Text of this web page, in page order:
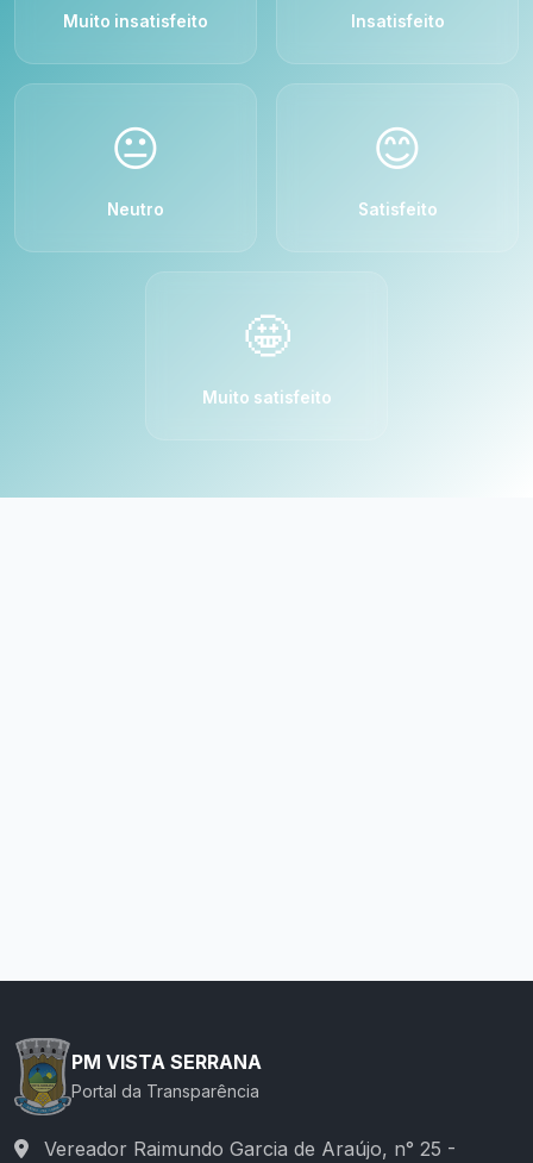
Muito insatisfeito Insatisfeito
😐
Neutro
😊
Satisfeito
🤩
Muito satisfeito
PM VISTA SERRANA
Portal da Transparência
Vereador Raimundo Garcia de Araújo, n° 25 -